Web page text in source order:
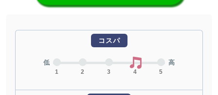
コスパ
低
1 2 3 4 5
高